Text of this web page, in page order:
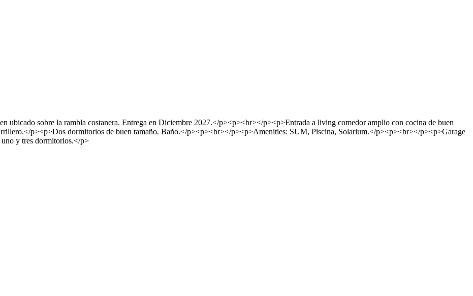
ubicado sobre la rambla costanera. Entrega en Diciembre 2027.</p><p><br></p><p>Entrada a living comedor amplio con cocina de buen
p><p>Dos dormitorios de buen tamaño. Baño.</p><p><br></p><p>Amenities: SUM, Piscina, Solarium.</p><p><br></p><p>Garage
y tres dormitorios.</p>